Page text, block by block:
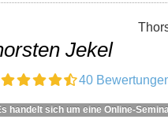
Jekel
40
handelt sich um eine Online-